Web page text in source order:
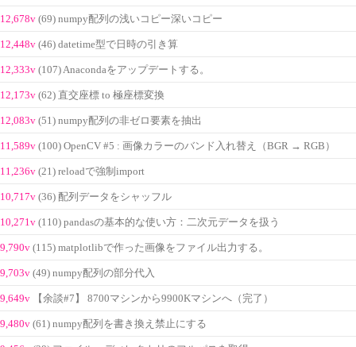
12,678v (69) numpy配列の浅いコピー深いコピー
12,448v (46) datetime型で日時の引き算
12,333v (107) Anacondaをアップデートする。
12,173v (62) 直交座標 to 極座標変換
12,083v (51) numpy配列の非ゼロ要素を抽出
11,589v (100) OpenCV #5 : 画像カラーのバンド入れ替え（BGR → RGB）
11,236v (21) reloadで強制import
10,717v (36) 配列データをシャッフル
10,271v (110) pandasの基本的な使い方：二次元データを扱う
9,790v (115) matplotlibで作った画像をファイル出力する。
9,703v (49) numpy配列の部分代入
9,649v 【余談#7】 8700マシンから9900Kマシンへ（完了）
9,480v (61) numpy配列を書き換え禁止にする